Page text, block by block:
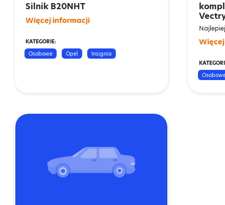
Silnik B20NHT
Więcej informacji
KATEGORIE:
Osobowe
Opel Insignia